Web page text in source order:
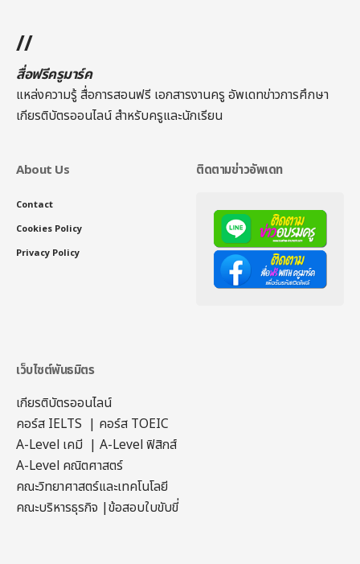
//
สื่อฟรีครูมาร์ค
แหล่งความรู้ สื่อการสอนฟรี เอกสารงานครู อัพเดทข่าวการศึกษา
เกียรติบัตรออนไลน์สำหรับครูและนักเรียน
About Us
Contact
Cookies Policy
Privacy Policy
ติดตามข่าวอัพเดท
เว็บไซต์พันธมิตร
เกียรติบัตรออนไลน์
คอร์ส IELTS | คอร์ส TOEIC
A-Level เคมี | A-Level ฟิสิกส์
A-Level คณิตศาสตร์
คณะวิทยาศาสตร์และเทคโนโลยี
คณะบริหารธุรกิจ |ข้อสอบใบขับขี่